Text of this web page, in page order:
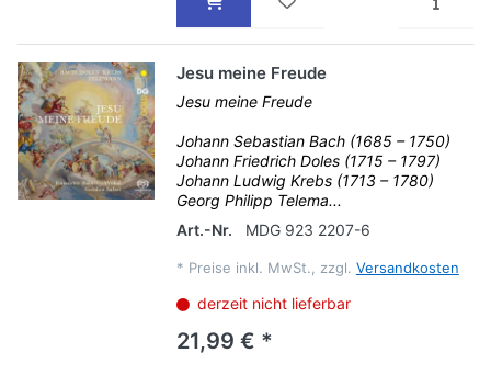
Jesu meine Freude
Jesu meine Freude
Johann Sebastian Bach (1685 – 1750)
Johann Friedrich Doles (1715 – 1797)
Johann Ludwig Krebs (1713 – 1780)
Georg Philipp Telema...
Art.-Nr.
MDG 923 2207-6
* Preise inkl. MwSt., zzgl. Versandkosten
derzeit nicht lieferbar
21,99 € *